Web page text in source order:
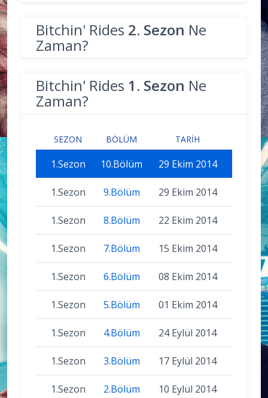
Bitchin' Rides 2. Sezon Ne
Zaman?
Bitchin' Rides 1. Sezon Ne
Zaman?
SEZON BÖLÜM TARIH
1.Sezon 10.Bölüm 29 Ekim 2014
1.Sezon 9.Bölüm 29 Ekim 2014
1.Sezon 8.Bölüm 22 Ekim 2014
1.Sezon 7.Bölüm 15 Ekim 2014
1.Sezon 6.Bölüm 08 Ekim 2014
1.Sezon 5.Bölüm 01 Ekim 2014
1.Sezon 4.Bölüm 24 Eylül 2014
1.Sezon 3.Bölüm 17 Eylül 2014
1.Sezon 2.Bölüm 10 Eylül 2014